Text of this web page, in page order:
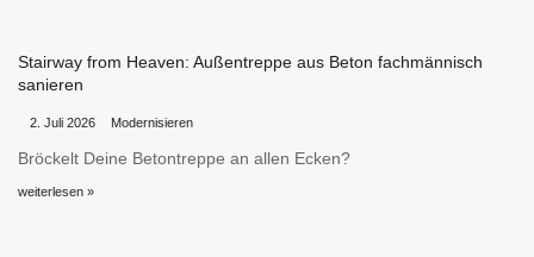
Stairway from Heaven: Außentreppe aus Beton fachmännisch
sanieren
2. Juli 2026 Modernisieren
Bröckelt Deine Betontreppe an allen Ecken?
weiterlesen »